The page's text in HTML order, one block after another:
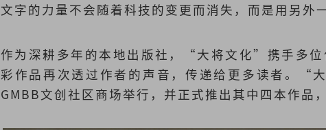
文字的力量不会随着科技的变更而消失，而是用另外
作为深耕多年的本地出版社，“大将文化”携手多
彩作品再次透过作者的声音，传递给更多读者。“
GMBB文创社区商场举行，并正式推出其中四本作品